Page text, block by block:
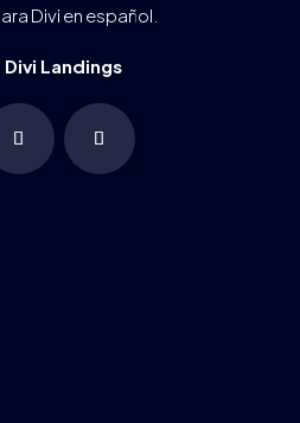
Divi en español.
Divi Landings